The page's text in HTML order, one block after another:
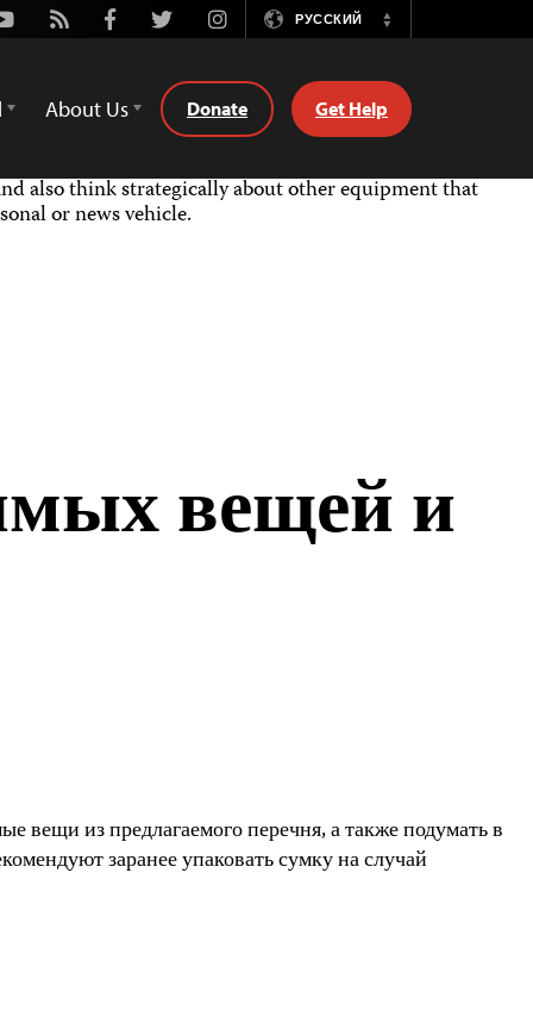
Rss FacebookTwitterInstagramРУССКИЙ
Switch
About Us Donate Get Help
also think strategically about other equipment that
or news vehicle.
вещей и
вещи из предлагаемого перечня, а также подумать в
заранее упаковать сумку на случай